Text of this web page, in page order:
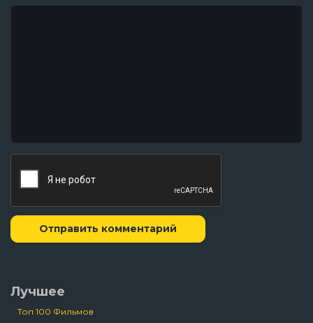
Отправить комментарий
Лучшее
Топ 100 Фильмов